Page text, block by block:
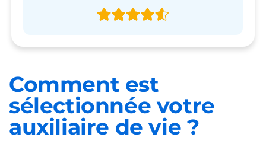
Comment est
sélectionnée votre
auxiliaire de vie ?